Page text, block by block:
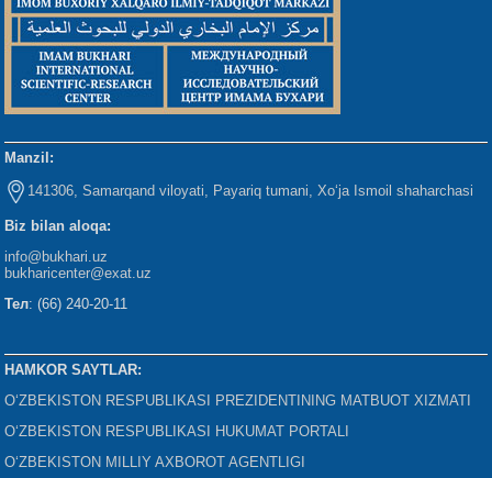
Manzil:
141306, Samarqand viloyati, Payariq tumani, Xo‘ja Ismoil shaharchasi
Biz bilan aloqa:
info@bukhari.uz
bukharicenter@exat.uz
Тел: (66) 240-20-11
HAMKOR SAYTLAR:
O‘ZBEKISTON RESPUBLIKASI PREZIDENTINING MATBUOT XIZMATI
O‘ZBEKISTON RESPUBLIKASI HUKUMAT PORTALI
O‘ZBEKISTON MILLIY AXBOROT AGENTLIGI